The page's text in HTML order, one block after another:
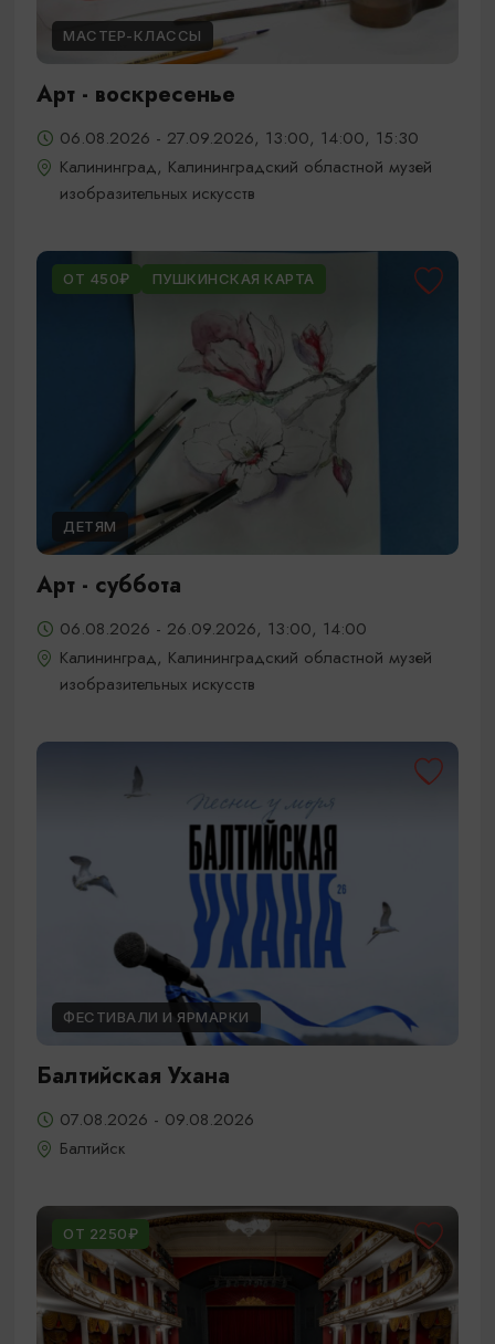
МАСТЕР-КЛАССЫ
Арт - воскресенье
06.08.2026 - 27.09.2026, 13:00, 14:00, 15:30
Калининград, Калининградский областной музей
изобразительных искусств
ОТ 450₽ ПУШКИНСКАЯ КАРТА
ДЕТЯМ
Арт - суббота
06.08.2026 - 26.09.2026, 13:00, 14:00
Калининград, Калининградский областной музей
изобразительных искусств
ФЕСТИВАЛИ И ЯРМАРКИ
Балтийская Ухана
07.08.2026 - 09.08.2026
Балтийск
ОТ 2250₽